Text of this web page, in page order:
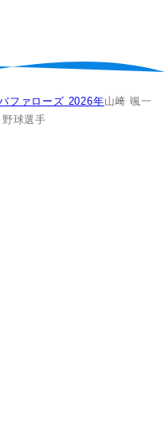
ファローズ 2026年山﨑 颯一
球選手